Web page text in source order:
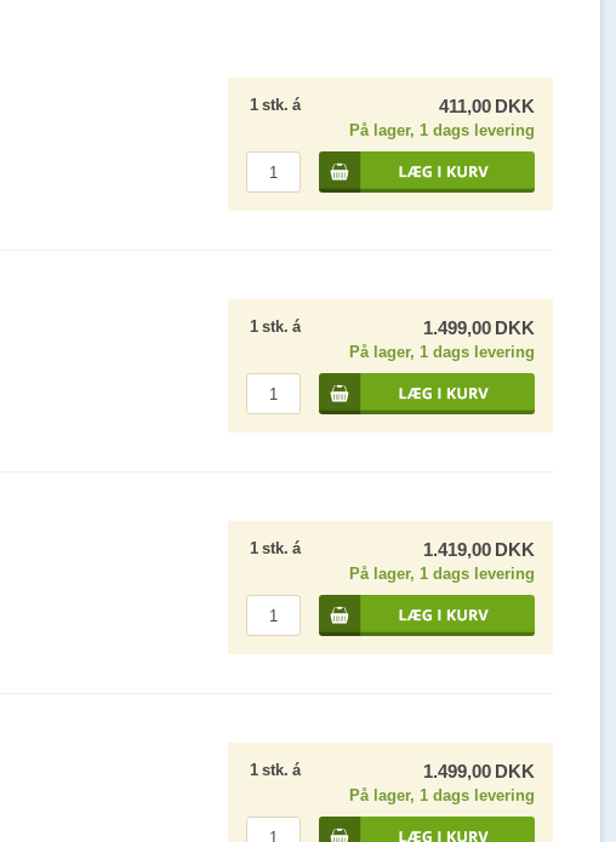
1 stk. á 411,00 DKK
På lager, 1 dags levering
1 stk. á 1.499,00 DKK
På lager, 1 dags levering
1 stk. á 1.419,00 DKK
På lager, 1 dags levering
1 stk. á 1.499,00 DKK
På lager, 1 dags levering